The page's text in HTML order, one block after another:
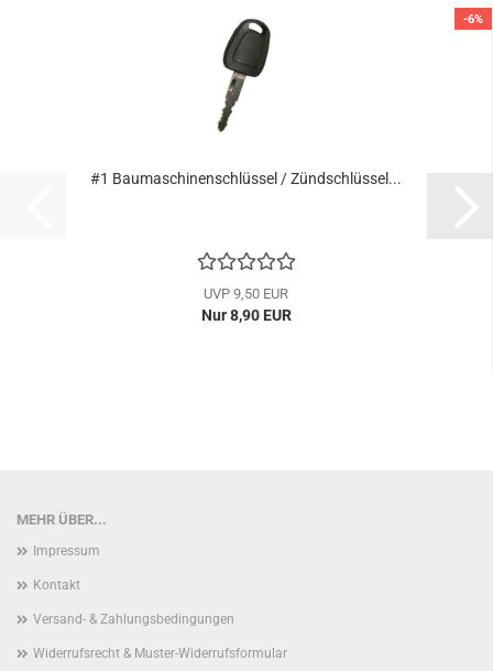
-6%
#1 Baumaschinenschlüssel / Zündschlüssel...
UVP 9,50 EUR
Nur 8,90 EUR
MEHR ÜBER...
Impressum
Kontakt
Versand- & Zahlungsbedingungen
Widerrufsrecht & Muster-Widerrufsformular